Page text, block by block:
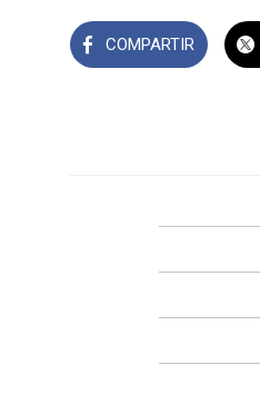
COMPARTIR